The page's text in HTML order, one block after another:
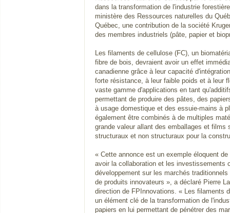
dans la transformation de l'industrie
ministère des Ressources naturelles du
Québec, une contribution de la société
des membres industriels (pâte, papier et
Les filaments de cellulose (FC), un
fibre de bois, devraient avoir un effet
canadienne grâce à leur capacité
forte résistance, à leur faible poids et à leur
vaste gamme d'applications en tant
permettant de produire des pâtes, des
à usage domestique et des essuie-mains à
également être combinés à de multiples
grande valeur allant des emballages et films
structuraux et non structuraux pour la
« Cette annonce est un exemple éloquent
avoir la collaboration et les investissements
développement sur les marchés
de produits innovateurs », a déclaré Pierre
direction de FPInnovations. « Les filaments
un élément clé de la transformation de
papiers en lui permettant de pénétrer des